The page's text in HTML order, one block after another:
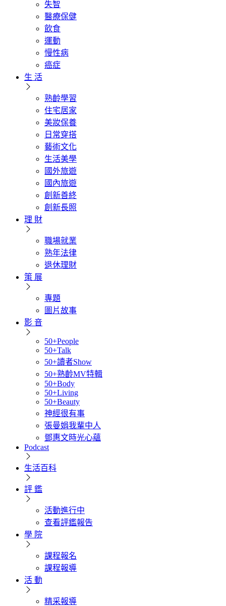
失智
醫療保健
飲食
運動
慢性病
癌症
生 活
熟齡學習
住宅居家
美妝保養
日常穿搭
藝術文化
生活美學
國外旅遊
國內旅遊
創新善終
創新長照
理 財
職場就業
熟年法律
退休理財
策 展
專題
圖片故事
影 音
50+People
50+Talk
50+讀者Show
50+熟齡MV特輯
50+Body
50+Living
50+Beauty
神經很有事
張曼娟我輩中人
鄧惠文時光心蘊
Podcast
生活百科
評 鑑
活動進行中
查看評鑑報告
學 院
課程報名
課程報導
活 動
精采報導